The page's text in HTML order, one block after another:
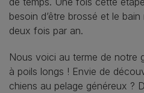
besoin d’être brossé et le
deux fois par an.
Nous voici au terme de notre
à poils longs ! Envie de
chiens au pelage généreux ?